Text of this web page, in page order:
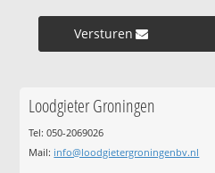
Versturen »
Loodgieter Groningen
Tel: 050-2069026
Mail: info@loodgietergroningenbv.nl